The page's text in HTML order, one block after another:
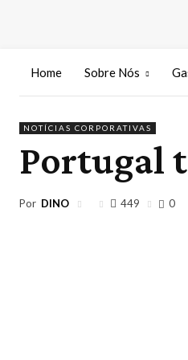
Home Sobre Nós
NOTÍCIAS CORPORATIVAS
Portugal
Por DINO 449 0